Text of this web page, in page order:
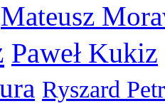
Mateusz
Paweł Kukiz
Ryszard